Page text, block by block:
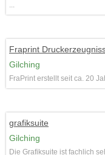
...
Fraprint
Gilching
FraPrint erstellt seit ca. 20
grafiksuite
Gilching
Die Grafiksuite ist fachlich